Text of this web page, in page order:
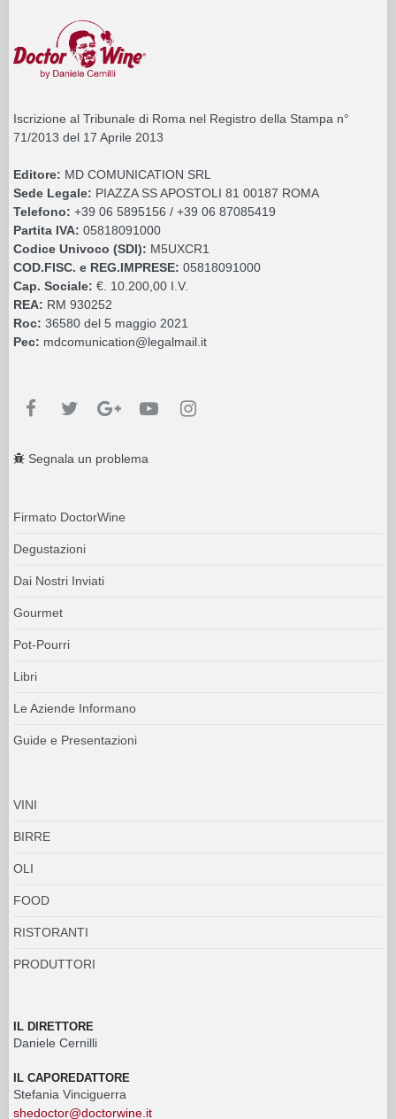
Iscrizione al Tribunale di Roma nel Registro della Stampa n°
71/2013 del 17 Aprile 2013
Editore: MD COMUNICATION SRL
Sede Legale: PIAZZA SS APOSTOLI 81 00187 ROMA
Telefono: +39 06 5895156 / +39 06 87085419
Partita IVA: 05818091000
Codice Univoco (SDI): M5UXCR1
COD.FISC. e REG.IMPRESE: 05818091000
Cap. Sociale: €. 10.200,00 I.V.
REA: RM 930252
Roc: 36580 del 5 maggio 2021
Pec: mdcomunication@legalmail.it
Segnala un problema
Firmato DoctorWine
Degustazioni
Dai Nostri Inviati
Gourmet
Pot-Pourri
Libri
Le Aziende Informano
Guide e Presentazioni
VINI
BIRRE
OLI
FOOD
RISTORANTI
PRODUTTORI
IL DIRETTORE
Daniele Cernilli
IL CAPOREDATTORE
Stefania Vinciguerra
shedoctor@doctorwine.it